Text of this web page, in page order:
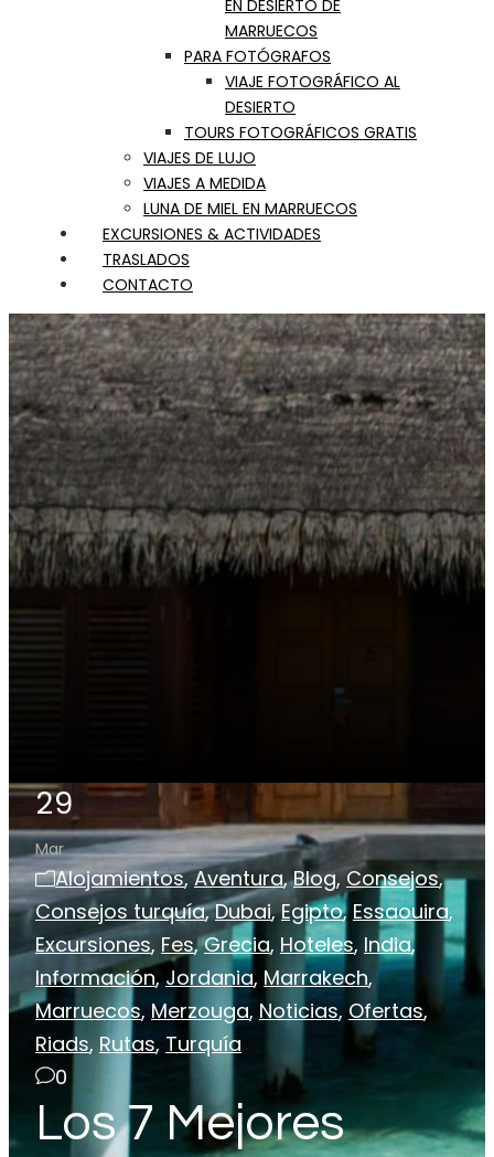
EN DESIERTO DE
MARRUECOS
PARA FOTÓGRAFOS
VIAJE FOTOGRÁFICO AL
DESIERTO
TOURS FOTOGRÁFICOS GRATIS
VIAJES DE LUJO
VIAJES A MEDIDA
LUNA DE MIEL EN MARRUECOS
EXCURSIONES & ACTIVIDADES
TRASLADOS
CONTACTO
29
Mar
Alojamientos, Aventura, Blog, Consejos,
Consejos turquía, Dubai, Egipto, Essaouira,
Excursiones, Fes, Grecia, Hoteles, India,
Información, Jordania, Marrakech,
Marruecos, Merzouga, Noticias, Ofertas,
Riads, Rutas, Turquía
0
Los 7 Mejores